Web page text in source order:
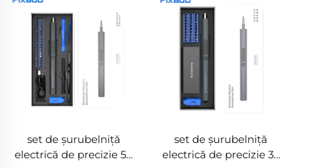
set de șurubelniță
electrică de precizie 50
set de șurubelniță
electrică de precizie 36